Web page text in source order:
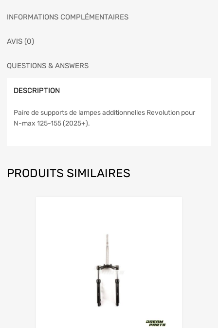
INFORMATIONS COMPLÉMENTAIRES
AVIS (0)
QUESTIONS & ANSWERS
DESCRIPTION
Paire de supports de lampes additionnelles Revolution pour
N-max 125-155 (2025+).
PRODUITS SIMILAIRES